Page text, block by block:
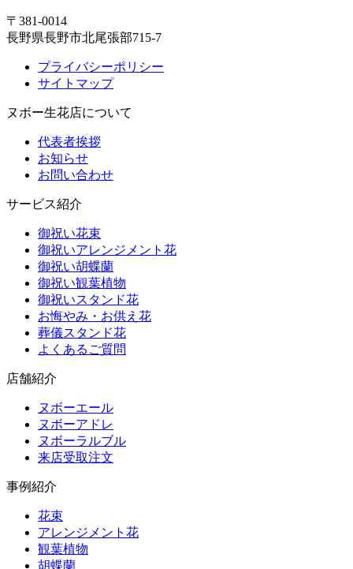
〒381-0014
長野県長野市北尾張部715-7
プライバシーポリシー
サイトマップ
ヌボー生花店について
代表者挨拶
お知らせ
お問い合わせ
サービス紹介
御祝い花束
御祝いアレンジメント花
御祝い胡蝶蘭
御祝い観葉植物
御祝いスタンド花
お悔やみ・お供え花
葬儀スタンド花
よくあるご質問
店舗紹介
ヌボーエール
ヌボーアドレ
ヌボーラルブル
来店受取注文
事例紹介
花束
アレンジメント花
観葉植物
胡蝶蘭